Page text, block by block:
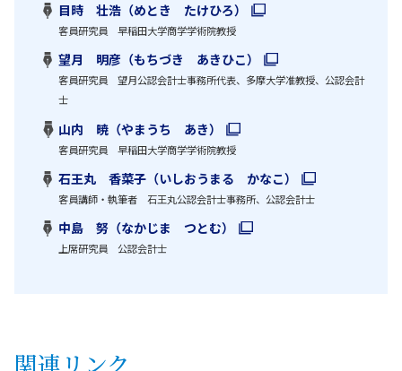
目時 壮浩（めとき たけひろ）
客員研究員 早稲田大学商学学術院教授
望月 明彦（もちづき あきひこ）
客員研究員 望月公認会計士事務所代表、多摩大学准教授、公認会計
士
山内 暁（やまうち あき）
客員研究員 早稲田大学商学学術院教授
石王丸 香菜子（いしおうまる かなこ）
客員講師・執筆者 石王丸公認会計士事務所、公認会計士
中島 努（なかじま つとむ）
上席研究員 公認会計士
関連リンク